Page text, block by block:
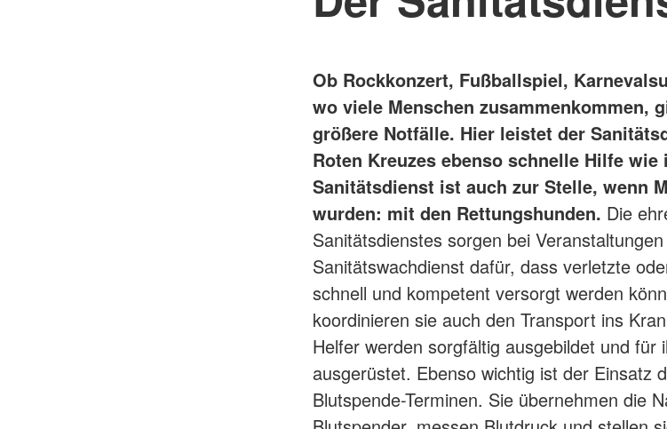
Ob Rockkonzert, Fußballspiel,
wo viele Menschen zusammenkommen,
größere Notfälle. Hier leistet der
Roten Kreuzes ebenso schnelle Hilfe
Sanitätsdienst ist auch zur Stelle, wenn
wurden: mit den Rettungshunden. Die
Sanitätsdienstes sorgen bei
Sanitätswachdienst dafür, dass verletzte
schnell und kompetent versorgt werden
koordinieren sie auch den Transport ins
Helfer werden sorgfältig ausgebildet und für
ausgerüstet. Ebenso wichtig ist der Einsatz
Blutspende-Terminen. Sie übernehmen die